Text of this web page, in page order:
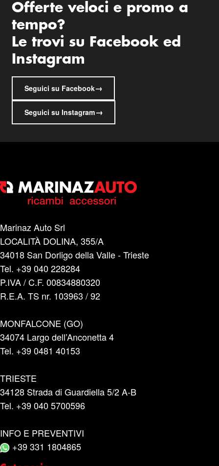
Offerte veloci e promo a
tempo?
Le trovi su Facebook ed
Instagram
Seguici su Facebook→
Seguici su Instagram→
Marinaz Auto Srl
LOCALITÀ DOLINA, 355/A
34018 San Dorligo della Valle - Trieste
Tel. +39 040 228284
P.IVA / C.F. 00834880320
R.E.A. TS nr. 103963 / 92
MONFALCONE (GO)
34074 Largo dell’Anconetta 4
Tel. +39 0481 40153
TRIESTE
34128 Strada di Guardiella 5/2 A-B
Tel. +39 040 5700596
INFO E PREVENTIVI
+39 331 1804865